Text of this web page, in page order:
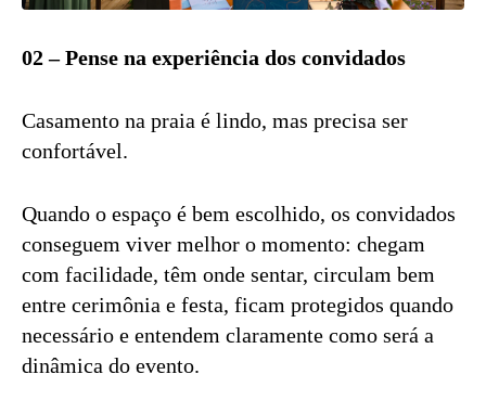
02 – Pense na experiência dos convidados
Casamento na praia é lindo, mas precisa ser
confortável.
Quando o espaço é bem escolhido, os convidados
conseguem viver melhor o momento: chegam
com facilidade, têm onde sentar, circulam bem
entre cerimônia e festa, ficam protegidos quando
necessário e entendem claramente como será a
dinâmica do evento.